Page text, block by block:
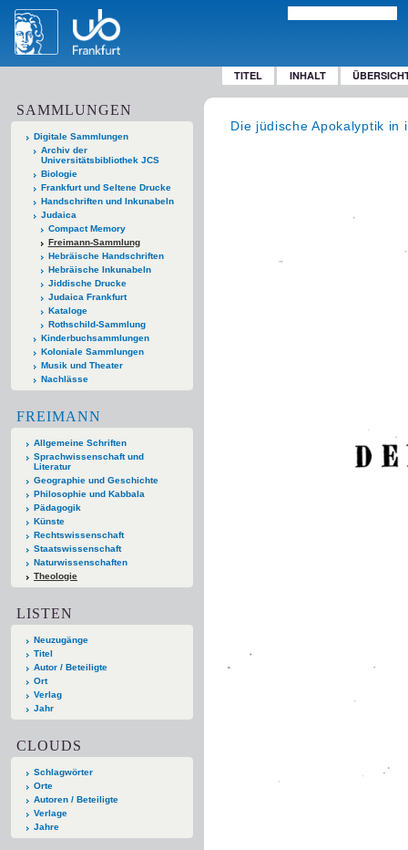
TITEL INHALT
SAMMLUNGEN
Digitale Sammlungen
Archiv der
Universitätsbibliothek JCS
Biologie
Frankfurt und Seltene Drucke
Handschriften und Inkunabeln
Judaica
Compact Memory
Freimann-Sammlung
Hebräische Handschriften
Hebräische Inkunabeln
Jiddische Drucke
Judaica Frankfurt
Kataloge
Rothschild-Sammlung
Kinderbuchsammlungen
Koloniale Sammlungen
Musik und Theater
Nachlässe
FREIMANN
Allgemeine Schriften
Sprachwissenschaft und
Literatur
Geographie und Geschichte
Philosophie und Kabbala
Pädagogik
Künste
Rechtswissenschaft
Staatswissenschaft
Naturwissenschaften
Theologie
LISTEN
Neuzugänge
Titel
Autor / Beteiligte
Ort
Verlag
Jahr
CLOUDS
Schlagwörter
Orte
Autoren / Beteiligte
Verlage
Jahre
Die jüdische Apokalyptik in